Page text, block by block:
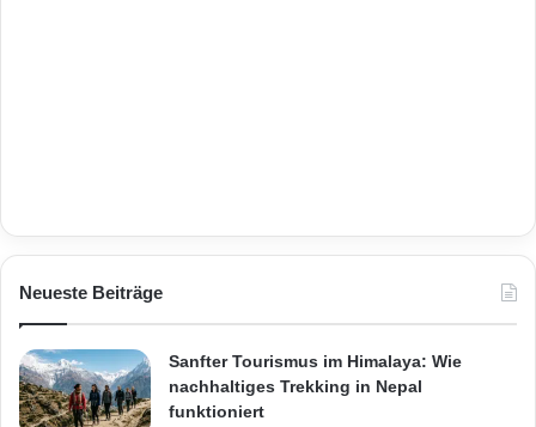
Neueste Beiträge
Sanfter Tourismus im Himalaya: Wie
nachhaltiges Trekking in Nepal
funktioniert